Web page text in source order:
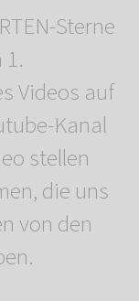
Sterne
Videos auf
Kanal
stellen
die uns
von den